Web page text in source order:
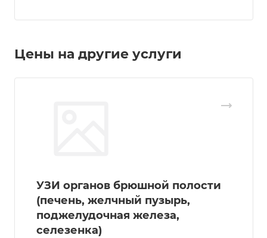
Цены на другие услуги
УЗИ органов брюшной полости
(печень, желчный пузырь,
поджелудочная железа,
селезенка)